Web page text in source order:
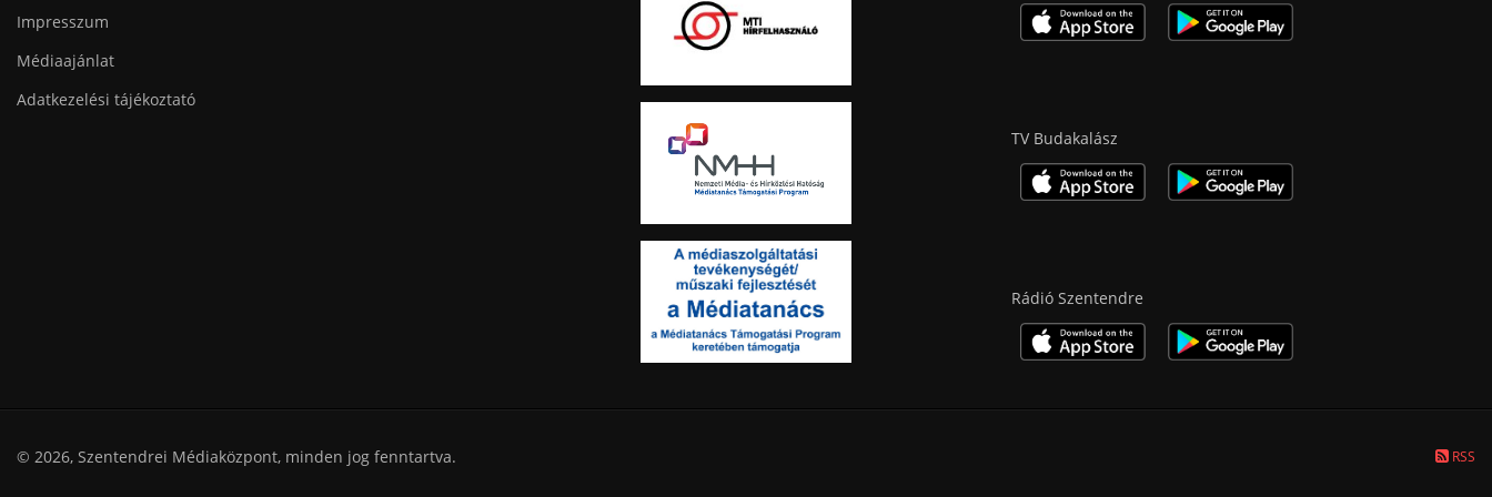
Impresszum
Médiaajánlat
Adatkezelési tájékoztató
TV Budakalász
Rádió Szentendre
© 2026, Szentendrei Médiaközpont, minden jog fenntartva. RSS